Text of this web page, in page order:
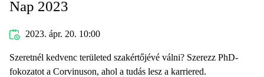
Nap 2023
2023. ápr. 20. 10:00
Szeretnél kedvenc területed szakértőjévé válni? Szerezz PhD-
fokozatot a Corvinuson, ahol a tudás lesz a karriered.